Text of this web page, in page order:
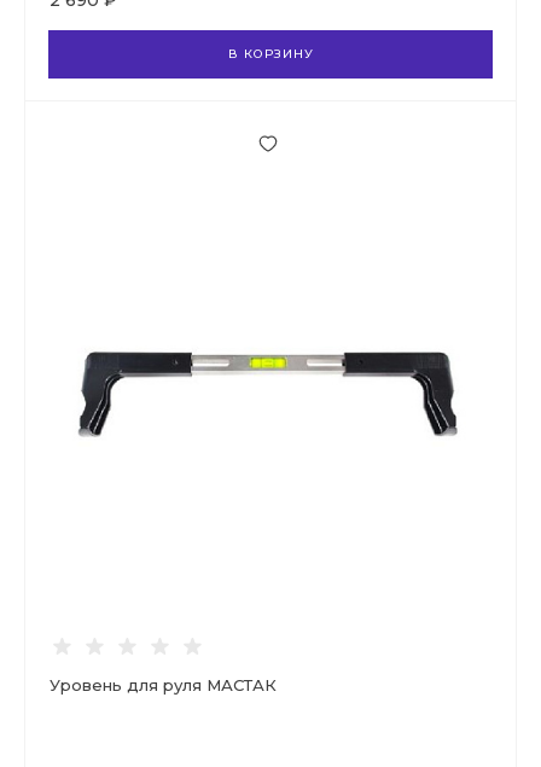
В КОРЗИНУ
Уровень для руля МАСТАК